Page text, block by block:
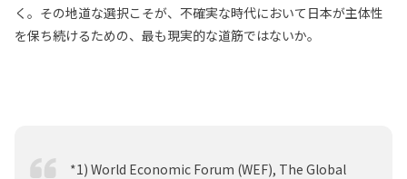
く。その地道な選択こそが、不確実な時代において日本が主体性
を保ち続けるための、最も現実的な道筋ではないか。
*1) World Economic Forum (WEF), The Global